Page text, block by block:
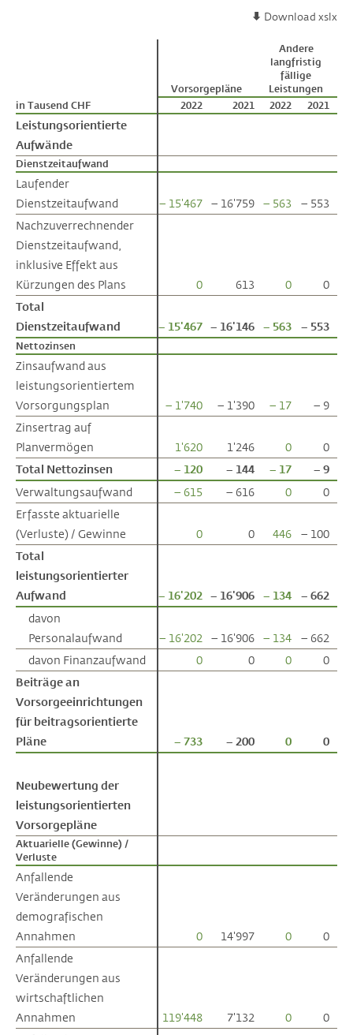
Download xslx
Vorsorgepläne
Andere
langfristig
fällige
Leistungen
in Tausend CHF
2022 2021 2022 2021
Leistungsorientierte
Aufwände
Dienstzeitaufwand
Laufender
Dienstzeitaufwand
– 15'467 – 16'759 – 563
– 553
Nachzuverrechnender
Dienstzeitaufwand,
inklusive Effekt aus
Kürzungen des Plans
0 613 0
0
Total
Dienstzeitaufwand
– 15'467 – 16'146 – 563 – 553
Nettozinsen
Zinsaufwand aus
leistungsorientiertem
Vorsorgungsplan
– 1'740 – 1'390 – 17
– 9
Zinsertrag auf
Planvermögen
1'620 1'246 0
0
Total Nettozinsen
– 120 – 144 – 17
– 9
Verwaltungsaufwand
– 615 – 616 0
0
Erfasste aktuarielle
(Verluste) / Gewinne
0 0 446
– 100
Total
leistungsorientierter
Aufwand
– 16'202 – 16'906 – 134
– 662
davon
Personalaufwand
– 16'202 – 16'906 – 134
– 662
davon Finanzaufwand
0 0 0
0
Beiträge an
Vorsorgeeinrichtungen
für beitragsorientierte
Pläne
– 733 – 200 0 0
Neubewertung der
leistungsorientierten
Vorsorgepläne
Aktuarielle (Gewinne) /
Verluste
Anfallende
Veränderungen aus
demografischen
Annahmen
0 14'997 0
0
Anfallende
Veränderungen aus
wirtschaftlichen
Annahmen
119'448 7'132 0
0
in Tausend CHF
Leistungsorientierte
Aufwände
Dienstzeitaufwand
Laufender
Dienstzeitaufwand
Nachzuverrechnender
Dienstzeitaufwand,
inklusive Effekt aus
Kürzungen des Plans
Total
Dienstzeitaufwand
Nettozinsen
Zinsaufwand aus
leistungsorientiertem
Vorsorgungsplan
Zinsertrag auf
Planvermögen
Total Nettozinsen
Verwaltungsaufwand
Erfasste aktuarielle
(Verluste) / Gewinne
Total
leistungsorientierter
Aufwand
davon
Personalaufwand
davon Finanzaufwand
Beiträge an
Vorsorgeeinrichtungen
für beitragsorientierte
Pläne
Neubewertung der
leistungsorientierten
Vorsorgepläne
Aktuarielle (Gewinne) /
Verluste
Anfallende
Veränderungen aus
demografischen
Annahmen
Anfallende
Veränderungen aus
wirtschaftlichen
Annahmen